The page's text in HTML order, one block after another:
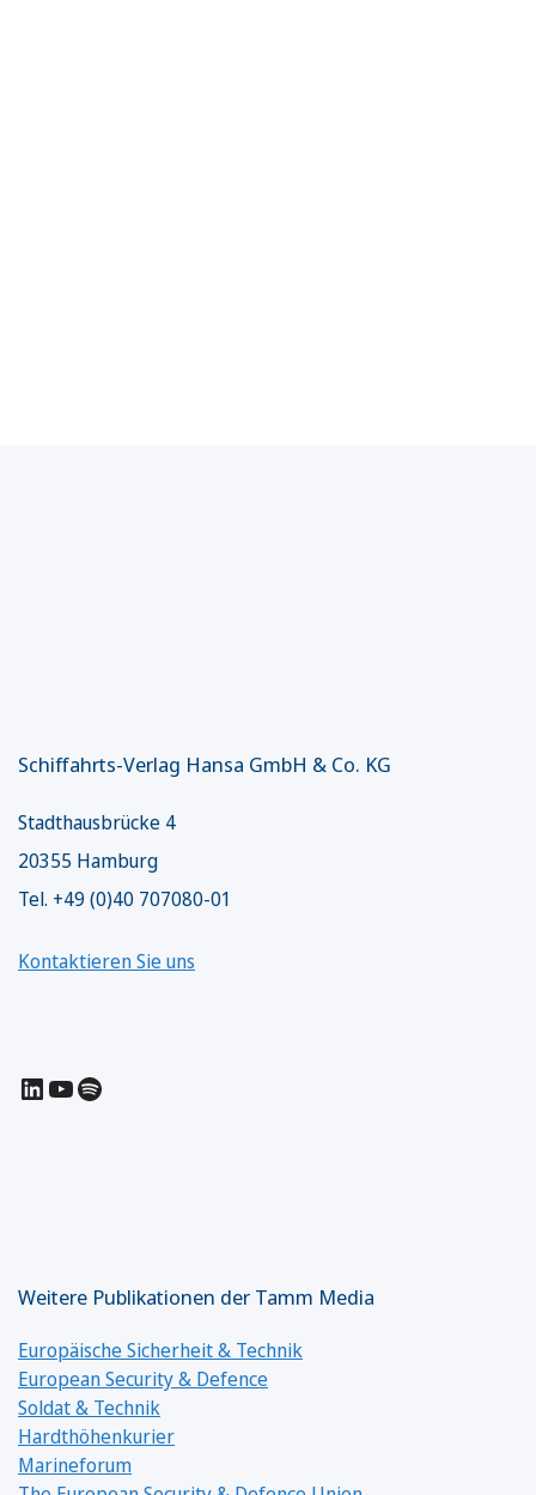
Schiffahrts-Verlag Hansa GmbH & Co. KG
Stadthausbrücke 4
20355 Hamburg
Tel. +49 (0)40 707080-01
Kontaktieren Sie uns
LinkedIn
YouTube
Spotify
Weitere Publikationen der Tamm Media
Europäische Sicherheit & Technik
European Security & Defence
Soldat & Technik
Hardthöhenkurier
Marineforum